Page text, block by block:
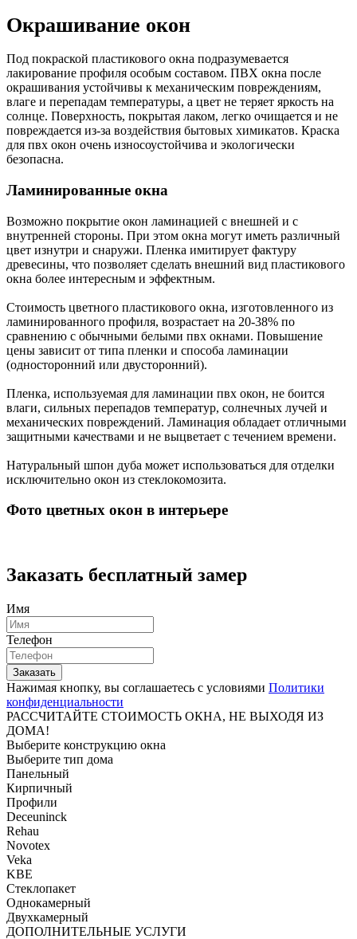
Окрашивание окон
Под покраской пластикового окна подразумевается
лакирование профиля особым составом. ПВХ окна после
окрашивания устойчивы к механическим повреждениям,
влаге и перепадам температуры, а цвет не теряет яркость на
солнце. Поверхность, покрытая лаком, легко очищается и не
повреждается из-за воздействия бытовых химикатов. Краска
для пвх окон очень износоустойчива и экологически
безопасна.
Ламинированные окна
Возможно покрытие окон ламинацией с внешней и с
внутренней стороны. При этом окна могут иметь различный
цвет изнутри и снаружи. Пленка имитирует фактуру
древесины, что позволяет сделать внешний вид пластикового
окна более интересным и эффектным.
Стоимость цветного пластикового окна, изготовленного из
ламинированного профиля, возрастает на 20-38% по
сравнению с обычными белыми пвх окнами. Повышение
цены зависит от типа пленки и способа ламинации
(односторонний или двусторонний).
Пленка, используемая для ламинации пвх окон, не боится
влаги, сильных перепадов температур, солнечных лучей и
механических повреждений. Ламинация обладает отличными
защитными качествами и не выцветает с течением времени.
Натуральный шпон дуба может использоваться для отделки
исключительно окон из стеклокомозита.
Фото цветных окон в интерьере
Заказать бесплатный замер
Имя
Телефон
Нажимая кнопку, вы соглашаетесь с условиями Политики
конфиденциальности
РАССЧИТАЙТЕ СТОИМОСТЬ ОКНА, НЕ ВЫХОДЯ ИЗ
ДОМА!
Выберите конструкцию окна
Выберите тип дома
Панельный
Кирпичный
Профили
Deceuninck
Rehau
Novotex
Veka
KBE
Стеклопакет
Однокамерный
Двухкамерный
ДОПОЛНИТЕЛЬНЫЕ УСЛУГИ